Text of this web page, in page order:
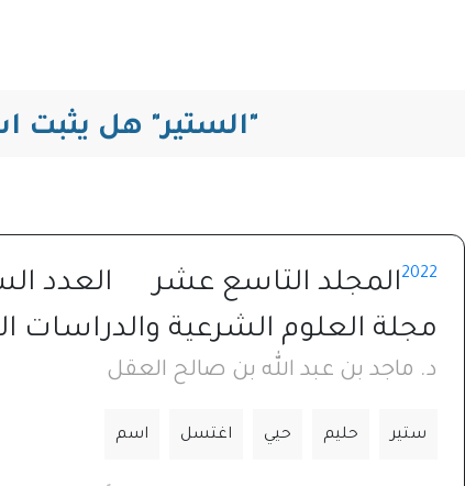
"الستير" هل يثبت
2022المجلد التاسع عشر
العدد
مجلة العلوم الشرعية والدراسات
د. ماجد بن عبد الله بن صالح العقل
ستير حليم حيي اغتسل اسم